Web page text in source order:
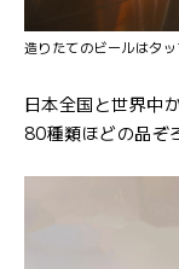
造りたてのビールはタ
日本全国と世界中
80種類ほどの品ぞ